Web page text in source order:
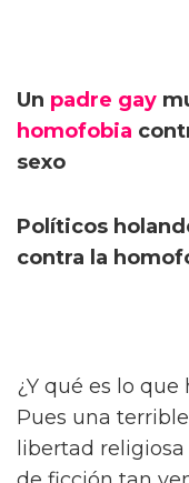
Un padre gay
homofobia
sexo
Políticos
contra la
¿Y qué es lo
Pues una
libertad